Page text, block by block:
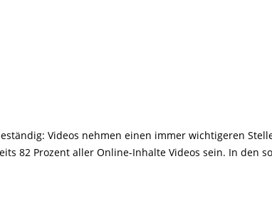
Videos nehmen einen immer wichtigeren
82 Prozent aller Online-Inhalte Videos sein. In den